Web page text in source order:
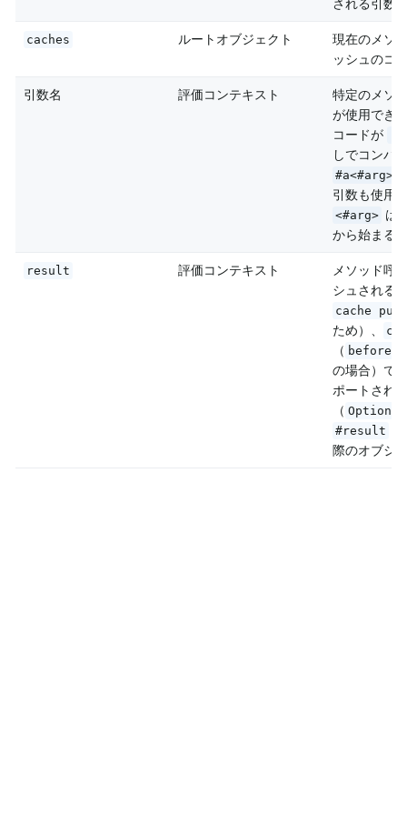
caches ルートオブジェクト
現在のメソ
ッシュのコ
引数名 評価コンテキスト
特定のメソ
が使用でき
コードが
しでコンパ
#a<#arg>
引数も使用
<#arg> は
から始まる)
result 評価コンテキスト
メソッド呼
シュされる
cache put
ため）、
（
の場合）で
ポートされ
（ Optional
#result
際のオブジ